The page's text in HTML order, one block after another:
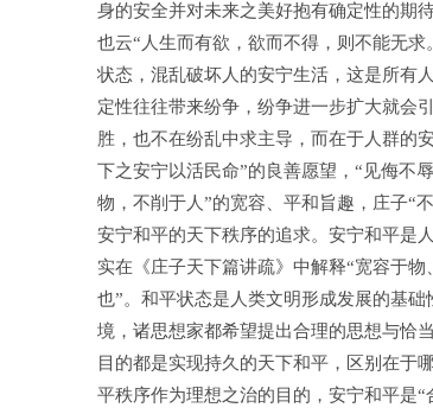
身的安全并对未来之美好抱有确定性的期
也云“人生而有欲，欲而不得，则不能无
状态，混乱破坏人的安宁生活，这是所有
定性往往带来纷争，纷争进一步扩大就会
胜，也不在纷乱中求主导，而在于人群的
下之安宁以活民命”的良善愿望，“见侮不
物，不削于人”的宽容、平和旨趣，庄子“
安宁和平的天下秩序的追求。安宁和平是
实在《庄子天下篇讲疏》中解释“宽容于
也”。和平状态是人类文明形成发展的基
境，诸思想家都希望提出合理的思想与恰
目的都是实现持久的天下和平，区别在于
平秩序作为理想之治的目的，安宁和平是